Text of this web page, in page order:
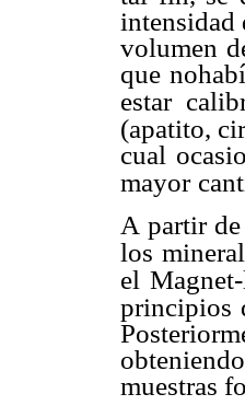
intensidad
volumen
que
estar
(apatito,
cual
mayor
A partir
los
el
principios
muestras